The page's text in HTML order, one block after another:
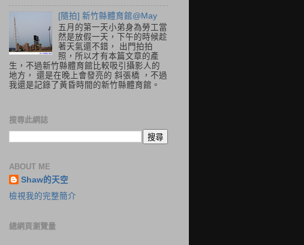
[隨拍] 新竹縣體育館@May
五月的第一天小弟身為勞工當
然是放假一天，下午的時候趁
著天氣還不錯， 出門拍拍
照，所以才有本篇文章的產
生，不過新竹縣體育館比較吸引攝影人的
地方， 還是在晚上會發亮的 斜張橋 ，不過
我還是記錄了黃昏時間的新竹縣體育館。
搜尋此網誌
ABOUT ME
Shaw的天空
檢視我的完整簡介
總網頁瀏覽量